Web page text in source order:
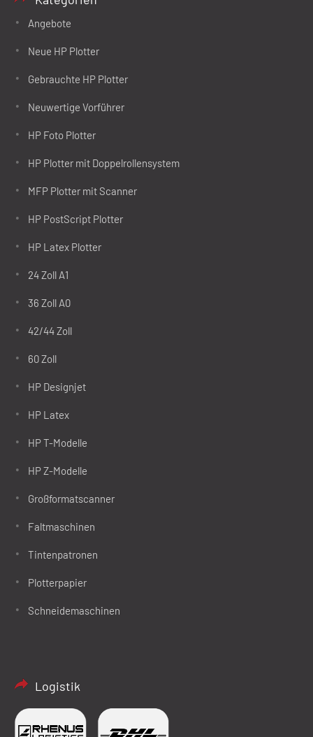
Angebote
Neue HP Plotter
Gebrauchte HP Plotter
Neuwertige Vorführer
HP Foto Plotter
HP Plotter mit Doppelrollensystem
MFP Plotter mit Scanner
HP PostScript Plotter
HP Latex Plotter
24 Zoll A1
36 Zoll A0
42/44 Zoll
60 Zoll
HP Designjet
HP Latex
HP T-Modelle
HP Z-Modelle
Großformatscanner
Faltmaschinen
Tintenpatronen
Plotterpapier
Schneidemaschinen
Logistik